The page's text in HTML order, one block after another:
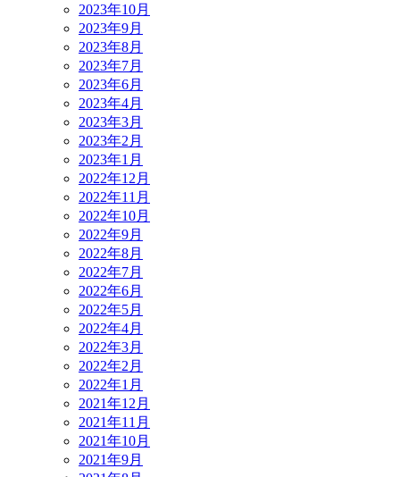
2023年10月
2023年9月
2023年8月
2023年7月
2023年6月
2023年4月
2023年3月
2023年2月
2023年1月
2022年12月
2022年11月
2022年10月
2022年9月
2022年8月
2022年7月
2022年6月
2022年5月
2022年4月
2022年3月
2022年2月
2022年1月
2021年12月
2021年11月
2021年10月
2021年9月